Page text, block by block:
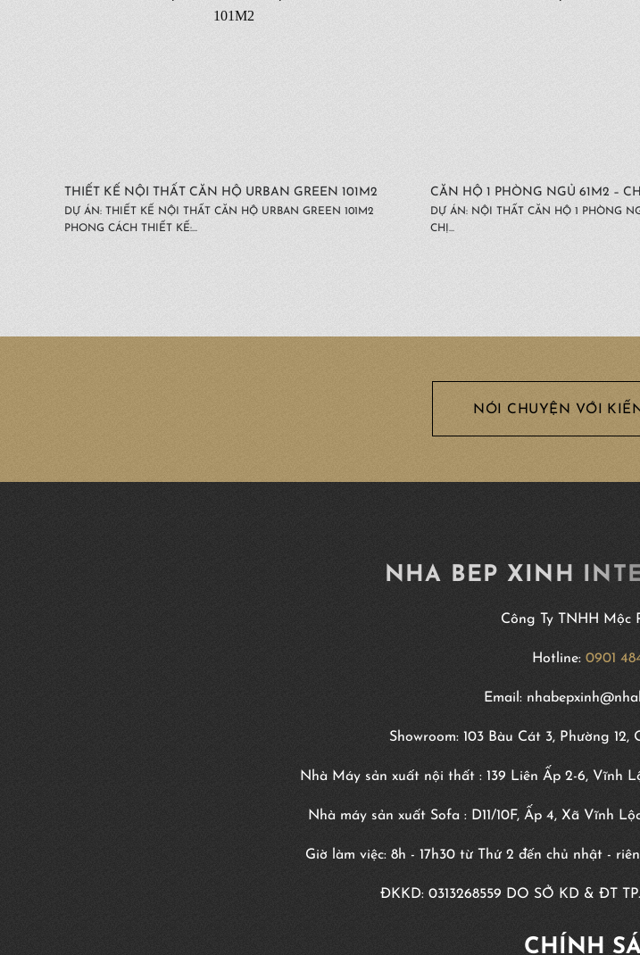
THIẾT KẾ NỘI THẤT CĂN HỘ URBAN GREEN 101M2
DỰ ÁN: THIẾT KẾ NỘI THẤT CĂN HỘ URBAN GREEN 101M2
PHONG CÁCH THIẾT KẾ:...
CĂN HỘ 1 PHÒNG NGỦ 61M2 –
DỰ ÁN: NỘI THẤT CĂN HỘ 1 PHÒNG
CHỊ...
NÓI CHUYỆN VỚI
NHA BEP XINH
Công Ty TNHH Mộc
Hotline: 0901
Email:
Showroom: 103 Bàu Cát 3, Phường 12,
Nhà Máy sản xuất nội thất : 139 Liên Ấp 2-6, Vĩnh
Nhà máy sản xuất Sofa : D11/10F, Ấp 4, Xã Vĩnh
Giờ làm việc: 8h - 17h30 từ Thứ 2 đến chủ nhật -
ĐKKD: 0313268559 DO SỞ KD & ĐT
CHÍNH